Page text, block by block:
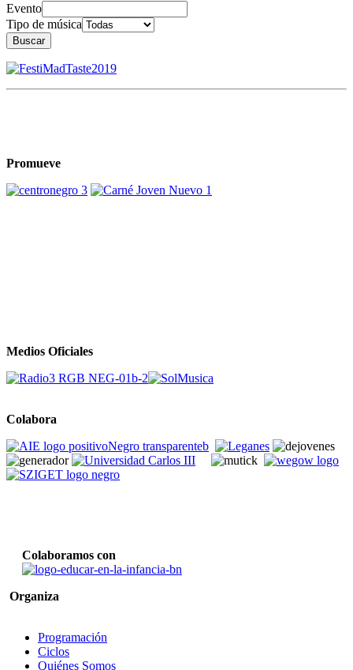
Evento
Tipo de música
Buscar
Promueve
Medios Oficiales
Colabora
Colaboramos con
Organiza
Programación
Ciclos
Quiénes Somos